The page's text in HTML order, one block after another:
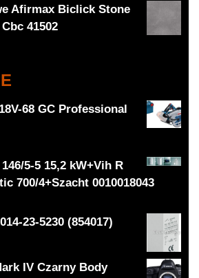
Afirmax Biclick Stone
41502
68 GC Professional
5-5 15,2 kW+Vih R
700/4+Szacht 0010018043
23-5230 (854017)
IV Czarny Body